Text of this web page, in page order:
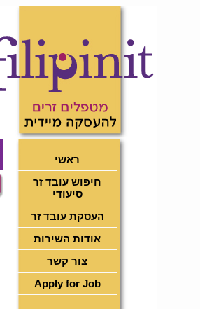
ראשי
חיפוש עובד זר
סיעודי
העסקת עובד זר
אודות השירות
צור קשר
Apply for Job